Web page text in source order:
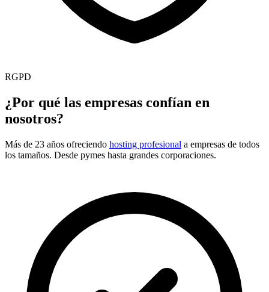
RGPD
¿Por qué las empresas confían en
nosotros?
Más de 23 años ofreciendo hosting profesional a empresas de todos
los tamaños. Desde pymes hasta grandes corporaciones.